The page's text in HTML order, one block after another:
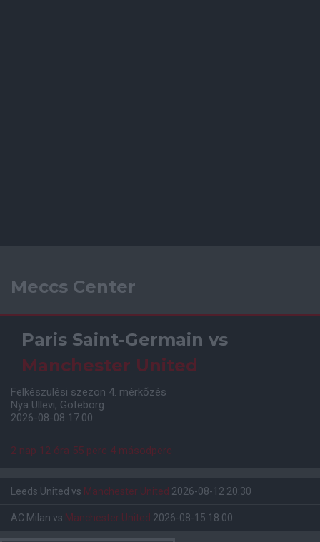
Meccs Center
Paris Saint-Germain vs
Manchester United
Felkészülési szezon 4. mérkőzés
Nya Ullevi, Göteborg
2026-08-08 17:00
2 nap 12 óra 55 perc 4 másodperc
Leeds United vs Manchester United 2026-08-12 20:30
AC Milan vs Manchester United 2026-08-15 18:00